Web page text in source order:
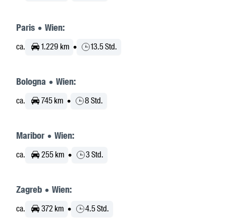
Paris • Wien:
ca. 1.229 km • 13.5 Std.
Bologna • Wien:
ca. 745 km • 8 Std.
Maribor • Wien:
ca. 255 km • 3 Std.
Zagreb • Wien:
ca. 372 km • 4.5 Std.